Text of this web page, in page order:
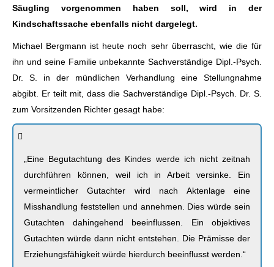
Säugling vorgenommen haben soll, wird in der
Kindschaftssache ebenfalls nicht dargelegt.
Michael Bergmann ist heute noch sehr überrascht, wie die für
ihn und seine Familie unbekannte Sachverständige Dipl.-Psych.
Dr. S. in der mündlichen Verhandlung eine Stellungnahme
abgibt. Er teilt mit, dass die Sachverständige Dipl.-Psych. Dr. S.
zum Vorsitzenden Richter gesagt habe:
„Eine Begutachtung des Kindes werde ich nicht zeitnah
durchführen können, weil ich in Arbeit versinke. Ein
vermeintlicher Gutachter wird nach Aktenlage eine
Misshandlung feststellen und annehmen. Dies würde sein
Gutachten dahingehend beeinflussen. Ein objektives
Gutachten würde dann nicht entstehen. Die Prämisse der
Erziehungsfähigkeit würde hierdurch beeinflusst werden.“